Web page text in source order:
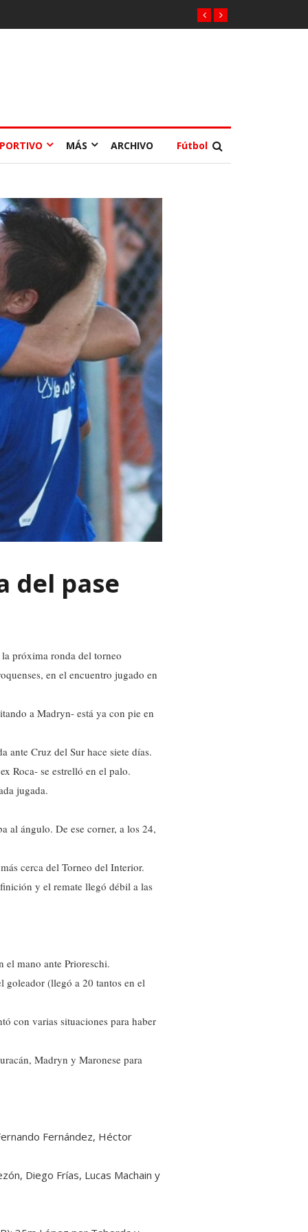
MÁS ARCHIVO Fútbol
del pase
próxima ronda del torneo
en el encuentro jugado en
a Madryn- está ya con pie en
ante Cruz del Sur hace siete días.
Roca- se estrelló en el palo.
jugada.
al ángulo. De ese corner, a los 24,
cerca del Torneo del Interior.
y el remate llegó débil a las
el mano ante Prioreschi.
goleador (llegó a 20 tantos en el
con varias situaciones para haber
Madryn y Maronese para
Fernández, Héctor
Diego Frías, Lucas Machain y